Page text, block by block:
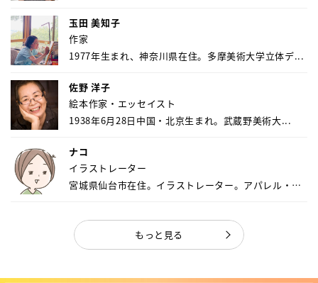
玉田 美知子
作家
1977年生まれ、神奈川県在住。多摩美術大学立体デ...
佐野 洋子
絵本作家・エッセイスト
1938年6月28日中国・北京生まれ。武蔵野美術大...
ナコ
イラストレーター
宮城県仙台市在住。イラストレーター。アパレル・キ
もっと見る